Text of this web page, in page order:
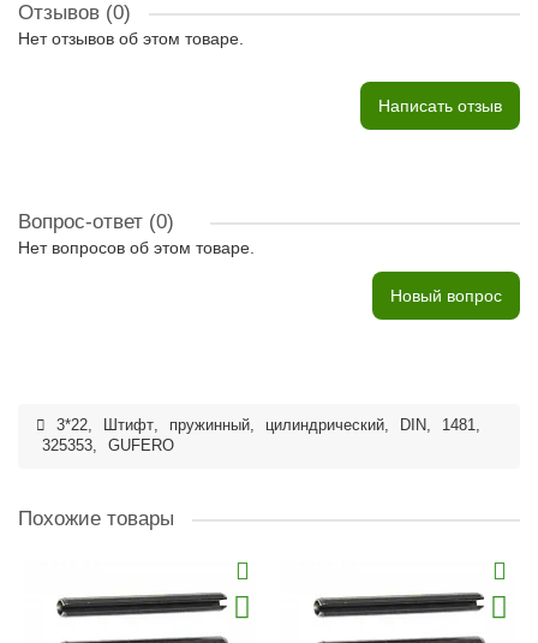
Отзывов (0)
Нет отзывов об этом товаре.
Написать отзыв
Вопрос-ответ (0)
Нет вопросов об этом товаре.
Новый вопрос
3*22, Штифт, пружинный, цилиндрический, DIN, 1481,
325353, GUFERO
Похожие товары